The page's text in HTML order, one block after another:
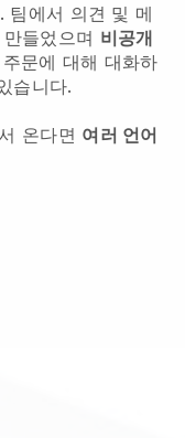
팀에서 의견 및 메
들었으며 비공개
문에 대해 대화하
습니다.
온다면 여러 언어